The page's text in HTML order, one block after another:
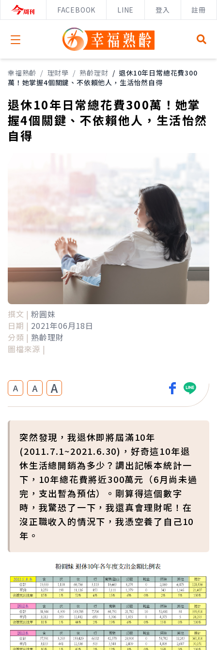
FACEBOOK LINE 登入 註冊
Open menu
幸福熟齡 / 理財學 / 熟齡理財 / 退休10年日常總花費300
萬！她掌握4個關鍵、不依賴他人，生活怡然自得
退休10年日常總花費300萬！她掌
握4個關鍵、不依賴他人，生活怡然
自得
撰文 | 粉圓妹
日期 | 2021年06月18日
分類 | 熟齡理財
圖檔來源 |
A A A
突然發現，我退休即將屆滿10年
(2011.7.1~2021.6.30)，好奇這10年退
休生活總開銷為多少？調出記帳本統計一
下，10年總花費將近300萬元（6月尚未過
完，支出暫為預估）。剛算得這個數字
時，我驚恐了一下，我還真會理財呢！在
沒正職收入的情況下，我憑空養了自己10
年。